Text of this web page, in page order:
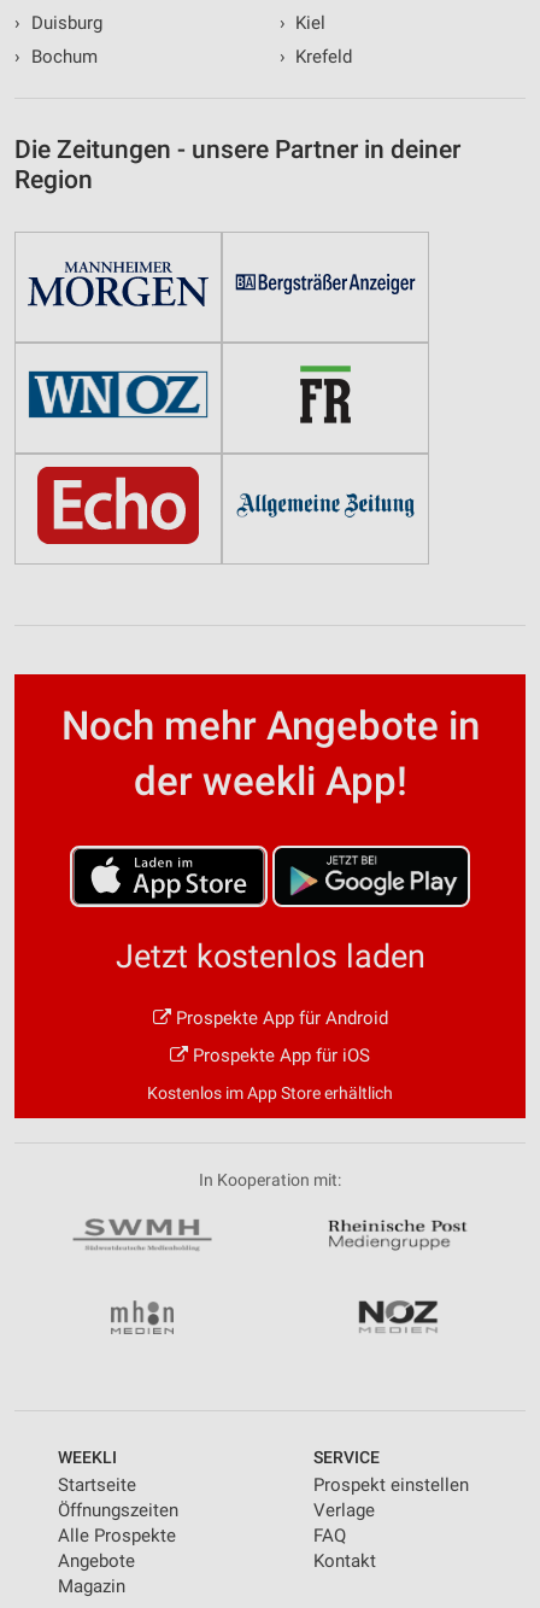
›
Duisburg
›
Bochum
› Kiel
› Krefeld
Die Zeitungen - unsere Partner in deiner
Region
Noch mehr Angebote in
der weekli App!
Jetzt kostenlos laden
Prospekte App für Android
Prospekte App für iOS
Kostenlos im App Store erhältlich
In Kooperation mit:
WEEKLI
Startseite
Öffnungszeiten
Alle Prospekte
Angebote
Magazin
SERVICE
Prospekt einstellen
Verlage
FAQ
Kontakt